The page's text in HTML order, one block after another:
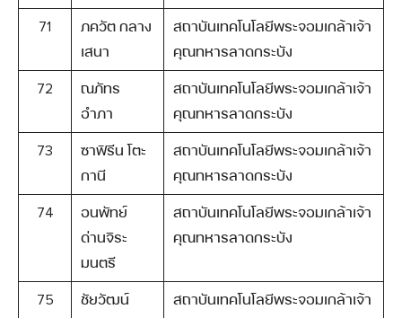
71
ภควัต กลาง
เสนา
สถาบันเทคโนโลยีพระจอมเกล้าเจ้า
คุณทหารลาดกระบัง
72
ณภัทร
อำภา
สถาบันเทคโนโลยีพระจอมเกล้าเจ้า
คุณทหารลาดกระบัง
73
ซาฟิรีน โตะ
กานี
สถาบันเทคโนโลยีพระจอมเกล้าเจ้า
คุณทหารลาดกระบัง
74
อนพัทย์
ด่านจิระ
มนตรี
สถาบันเทคโนโลยีพระจอมเกล้าเจ้า
คุณทหารลาดกระบัง
75
ชัยวัฒน์
สถาบันเทคโนโลยีพระจอมเกล้าเจ้า